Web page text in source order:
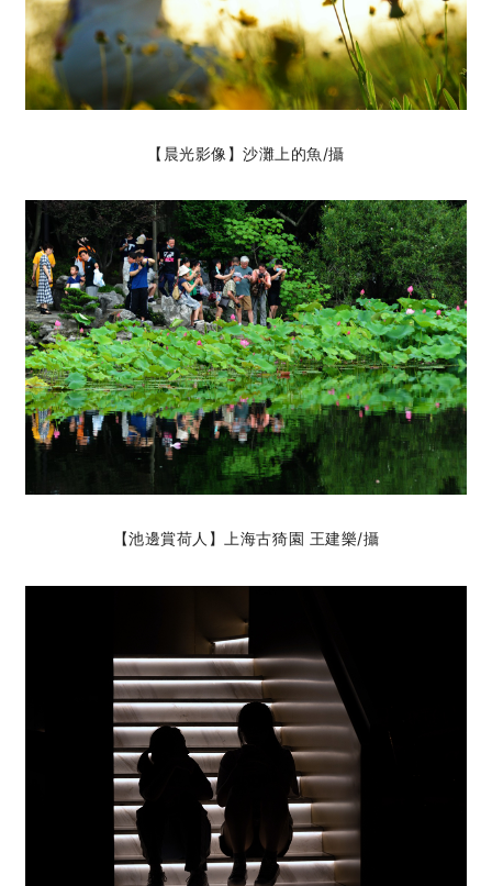
【晨光影像】沙灘上的魚 /攝
【池邊賞荷人】上海古猗園 王建樂/攝